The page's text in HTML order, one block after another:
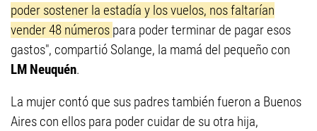
poder sostener la estadía y los vuelos, nos faltarían
vender 48 números para poder terminar de pagar esos
gastos", compartió Solange, la mamá del pequeño con
LM Neuquén.
La mujer contó que sus padres también fueron a Buenos
Aires con ellos para poder cuidar de su otra hija,